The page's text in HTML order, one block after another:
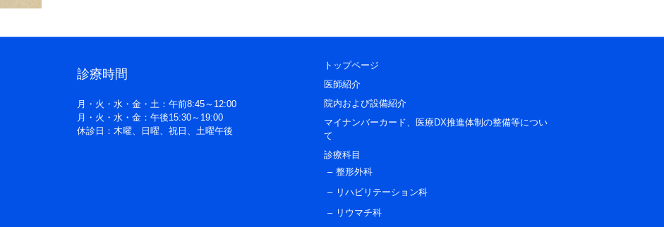
診療時間
月・火・水・金・土：午前8:45～12:00
月・火・水・金：午後15:30～19:00
休診日：木曜、日曜、祝日、土曜午後
トップページ
医師紹介
院内および設備紹介
マイナンバーカード、医療DX推進体制の整備等につい
て
診療科目
整形外科
リハビリテーション科
リウマチ科